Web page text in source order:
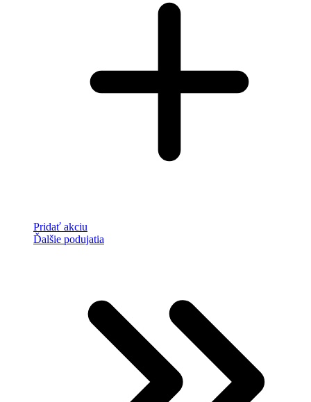
Pridať akciu
Ďalšie podujatia